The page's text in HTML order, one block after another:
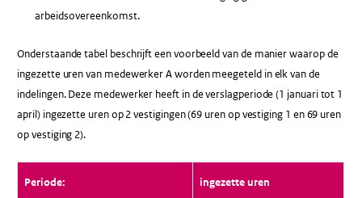
arbeidsovereenkomst.
Onderstaande tabel beschrijft een voorbeeld van de manier waarop de
ingezette uren van medewerker A worden meegeteld in elk van de
indelingen. Deze medewerker heeft in de verslagperiode (1 januari tot 1
april) ingezette uren op 2 vestigingen (69 uren op vestiging 1 en 69 uren
op vestiging 2).
Periode: ingezette uren